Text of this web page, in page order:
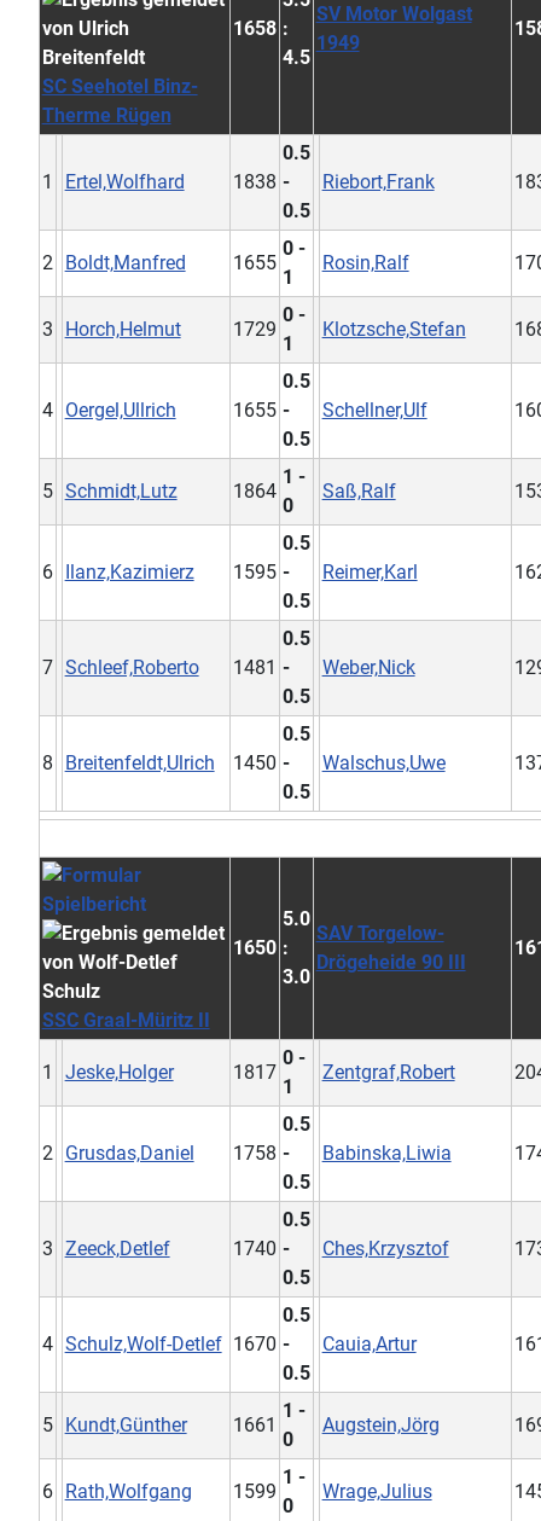
SC Seehotel Binz-
Therme Rügen
1658 :
4.5
SV Motor Wolgast
1949
1 Ertel,Wolfhard 1838
0.5
-
0.5
Riebort,Frank
2 Boldt,Manfred 1655
0 -
1
Rosin,Ralf
3 Horch,Helmut 1729
0 -
1
Klotzsche,Stefan
4 Oergel,Ullrich 1655
0.5
-
0.5
Schellner,Ulf
5 Schmidt,Lutz 1864
1 -
0
Saß,Ralf
6 Ilanz,Kazimierz 1595
0.5
-
0.5
Reimer,Karl
7 Schleef,Roberto 1481
0.5
-
0.5
Weber,Nick
8 Breitenfeldt,Ulrich 1450
0.5
-
0.5
Walschus,Uwe
SSC Graal-Müritz II
1650
5.0
:
3.0
SAV Torgelow-
Drögeheide 90 III
1 Jeske,Holger 1817
0 -
1
Zentgraf,Robert
2 Grusdas,Daniel 1758
0.5
-
0.5
Babinska,Liwia
3 Zeeck,Detlef 1740
0.5
-
0.5
Ches,Krzysztof
4 Schulz,Wolf-Detlef 1670
0.5
-
0.5
Cauia,Artur
5 Kundt,Günther 1661
1 -
0
Augstein,Jörg
6 Rath,Wolfgang 1599
1 -
0
Wrage,Julius